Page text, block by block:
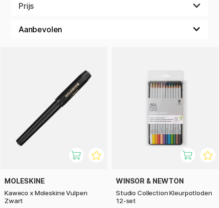
Prijs
MOLESKINE
Kaweco x Moleskine Vulpen
Zwart
WINSOR & NEWTON
Studio Collection Kleurpotloden
12-set